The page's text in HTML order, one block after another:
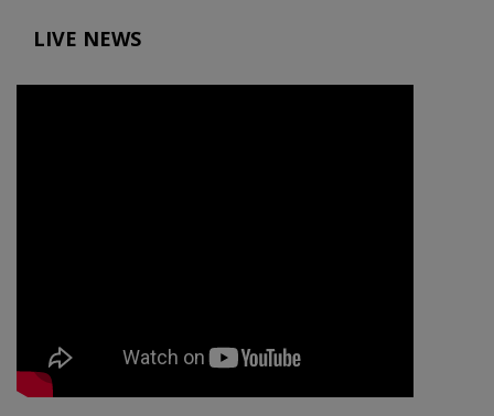
LIVE NEWS